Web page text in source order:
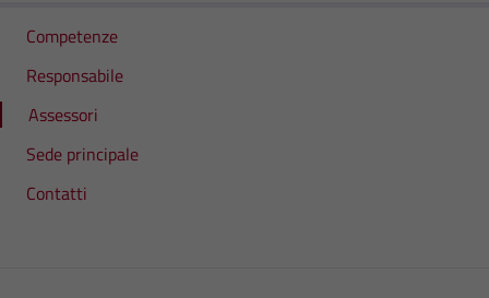
Competenze
Responsabile
Assessori
Sede principale
Contatti